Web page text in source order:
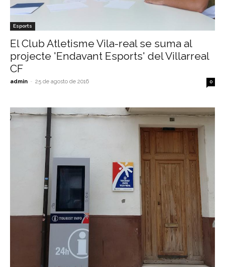
Esports
El Club Atletisme Vila-real se suma al
projecte 'Endavant Esports' del Villarreal
CF
admin - 25 de agosto de 2016 0